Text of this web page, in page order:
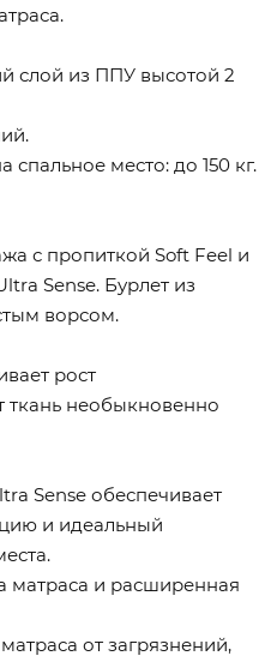
из ППУ высотой 2
спальное место: до 150 кг.
с пропиткой Soft Feel и
Sense. Бурлет из
ворсом.
рост
ткань необыкновенно
Sense обеспечивает
и идеальный
матраса и расширенная
от загрязнений,